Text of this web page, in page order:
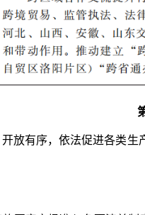
放有序，依法促进各类